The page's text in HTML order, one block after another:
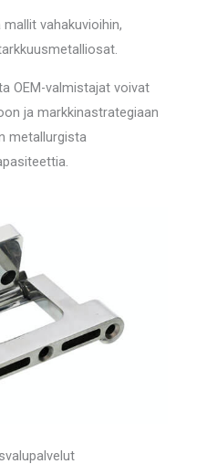
vahakuvioihin,
OEM-valmistajat voivat
ja markkinastrategiaan
metallurgista